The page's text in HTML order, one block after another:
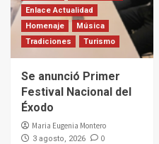
Enlace Actualidad
Homenaje
Música
Tradiciones
Turismo
Se anunció Primer
Festival Nacional del
Éxodo
Maria Eugenia Montero
3 agosto, 2026 0